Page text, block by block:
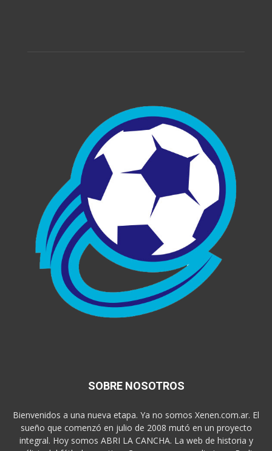
SOBRE NOSOTROS
Bienvenidos a una nueva etapa. Ya no somos Xenen.com.ar. El
sueño que comenzó en julio de 2008 mutó en un proyecto
integral. Hoy somos ABRI LA CANCHA. La web de historia y